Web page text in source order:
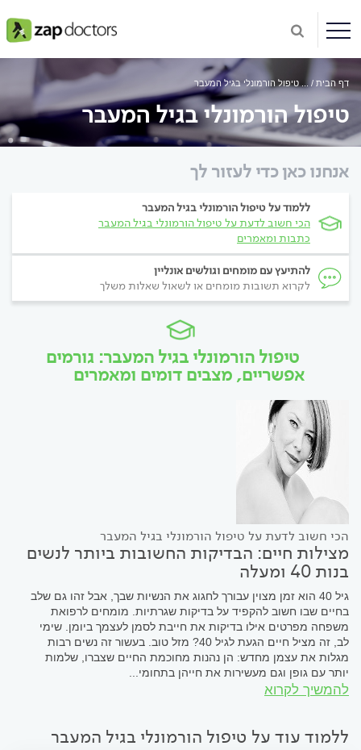
דף הבית טיפול הורמונלי בגיל המעבר
טיפול הורמונלי בגיל המעבר
אנחנו כאן כדי לעזור לך
ללמוד על טיפול הורמונלי בגיל המעבר
הכי חשוב לדעת על טיפול הורמונלי בגיל המעבר
כתבות ומאמרים
להתיעץ עם מומחים וגולשים אונליין
לקרוא תשובות מומחים או לשאול שאלות משלך
טיפול הורמונלי בגיל המעבר: גורמים
אפשריים, מצבים דומים ומאמרים
הכי חשוב לדעת על טיפול הורמונלי בגיל המעבר
מצילות חיים: הבדיקות החשובות ביותר לנשים
בנות 40 ומעלה
גיל 40 הוא זמן מצוין עבורך לחגוג את הנשיות שבך, אבל זהו גם שלב
בחיים שבו חשוב להקפיד על בדיקות שגרתיות. מומחים לרפואת
משפחה מפרטים אילו בדיקות את חייבת לסמן לעצמך ביומן. שימי
לב, זה מציל חיים הגעת לגיל 40? מזל טוב. בעשור זה נשים רבות
מגלות את עצמן מחדש: הן נהנות מחוכמת החיים שצברו, שלמות
יותר עם גופן וגם מעשירות את חייהן בתחומי...
להמשיך לקרוא
ללמוד עוד על טיפול הורמונלי בגיל המעבר